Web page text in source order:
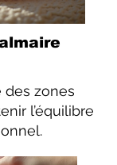
zones
l’équilibre